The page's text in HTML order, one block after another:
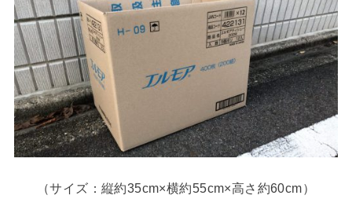
（サイズ：縦約35cm×横約55cm×高さ約60cm）